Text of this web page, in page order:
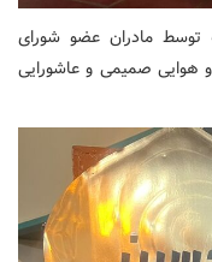
توسط مادران عضو شورای
هوایی صمیمی و عاشورایی